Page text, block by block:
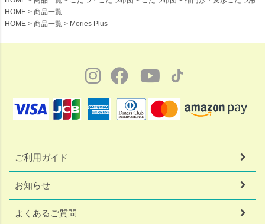
HOME
商品一覧
HOME
商品一覧 Mories Plus
ご利用ガイド
お知らせ
よくあるご質問